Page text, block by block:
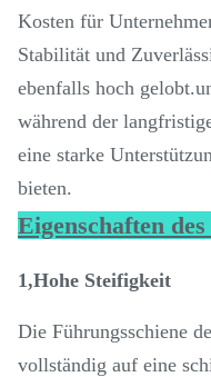
Kosten für
Stabilität und
ebenfalls hoch
während der
eine starke
bieten.
Eigenschaften
1,Hohe Steifigkeit
Die Führungsschiene
vollständig auf eine